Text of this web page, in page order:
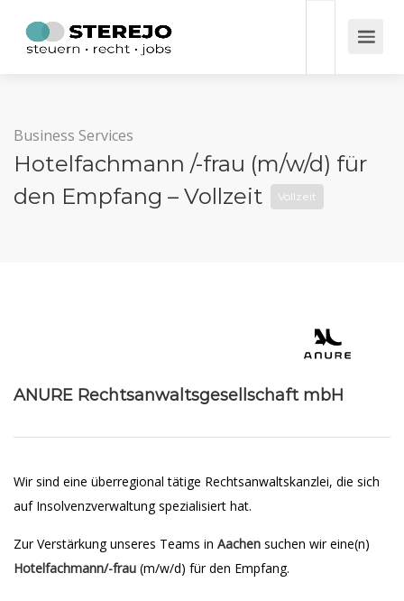
Business Services
Hotelfachmann /-frau (m/w/d) für
den Empfang – Vollzeit
Vollzeit
ANURE Rechtsanwaltsgesellschaft mbH
Wir sind eine überregional tätige Rechtsanwaltskanzlei, die sich
auf Insolvenzverwaltung spezialisiert hat.
Zur Verstärkung unseres Teams in Aachen suchen wir eine(n)
Hotelfachmann/-frau (m/w/d) für den Empfang.